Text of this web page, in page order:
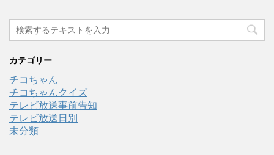
カテゴリー
チコちゃん
チコちゃんクイズ
テレビ放送事前告知
テレビ放送日別
未分類